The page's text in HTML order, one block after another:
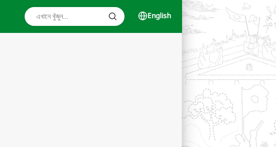
English